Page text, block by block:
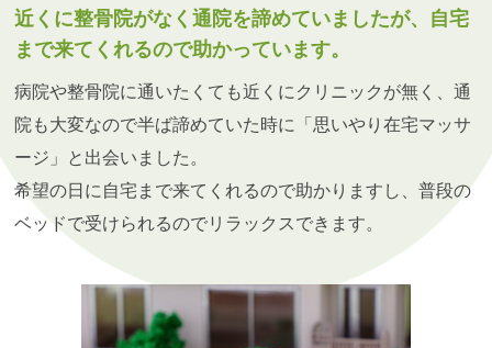
近くに整骨院がなく通院を諦めていましたが、自宅
まで来てくれるので助かっています。
病院や整骨院に通いたくても近くにクリニックが無く、通
院も大変なので半ば諦めていた時に「思いやり在宅マッサ
ージ」と出会いました。
希望の日に自宅まで来てくれるので助かりますし、普段の
ベッドで受けられるのでリラックスできます。